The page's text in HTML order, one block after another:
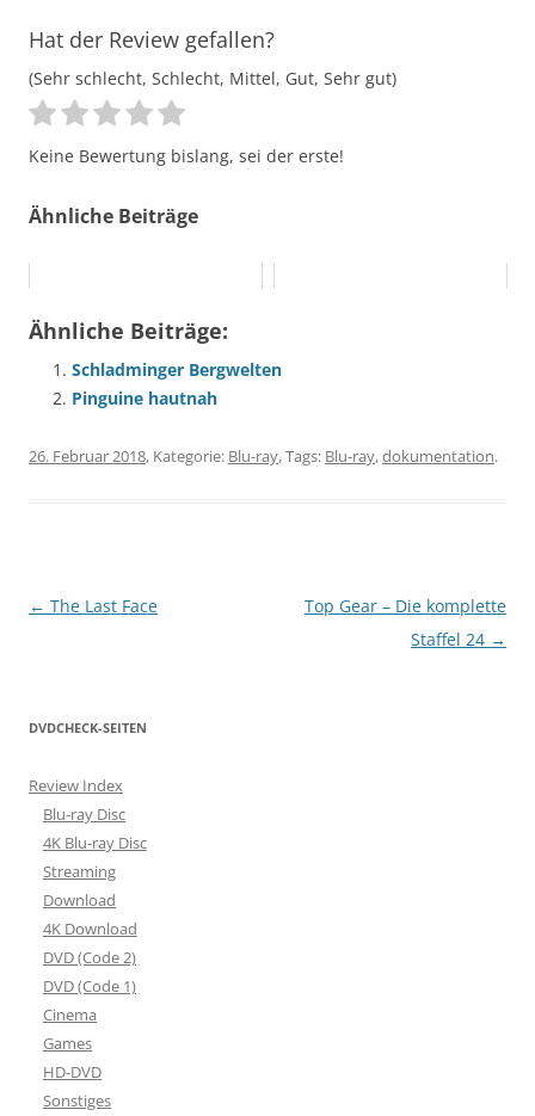
Hat der Review gefallen?
(Sehr schlecht, Schlecht, Mittel, Gut, Sehr gut)
Keine Bewertung bislang, sei der erste!
Ähnliche Beiträge
Ähnliche Beiträge:
Schladminger Bergwelten
Pinguine hautnah
26. Februar 2018, Kategorie: Blu-ray, Tags: Blu-ray,dokumentation.
Beitragsnavigation
← The Last Face
Top Gear – Die komplette
Staffel 24 →
DVDCHECK-SEITEN
Review Index
Blu-ray Disc
4K Blu-ray Disc
Streaming
Download
4K Download
DVD (Code 2)
DVD (Code 1)
Cinema
Games
HD-DVD
Sonstiges